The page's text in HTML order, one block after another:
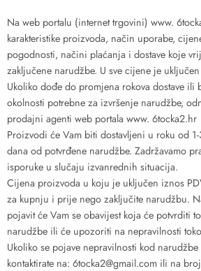
Na web portalu (internet trgovini) www.
karakteristike proizvoda, način uporabe,
pogodnosti, načini plaćanja i dostave koje
zaključene narudžbe. U sve cijene je
Ukoliko dođe do promjena rokova dostave ili
okolnosti potrebne za izvršenje narudžbe,
prodajni agenti web portala www. 6tocka2.hr
Proizvodi će Vam biti dostavljeni u roku od
dana od potvrđene narudžbe. Zadržavamo
isporuke u slučaju izvanrednih situacija.
Cijena proizvoda u koju je uključen iznos
za kupnju i prije nego zaključite narudžbu.
pojavit će Vam se obavijest koja će potvrditi
narudžbe ili će upozoriti na nepravilnosti
Ukoliko se pojave nepravilnosti kod
kontaktirate na: 6tocka2@gmail.com ili na